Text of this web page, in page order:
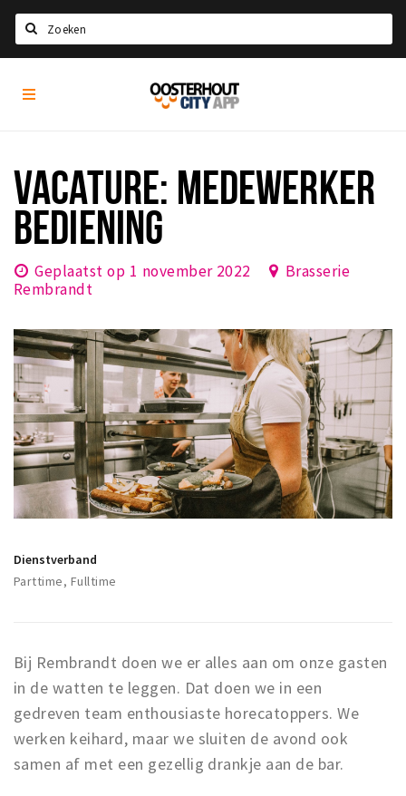
Home
Eten
Drinken
Recreatief
Slapen
Winkels
Winkelgebieden
Parkeren
Koopzondagen
Bezienswaardigheden
Musea, theaters & podia
Natuurgebieden
Oosterhout
City
VACATURE: MEDEWERKER
BEDIENING
Geplaatst op 1 november 2022
Brasserie
Rembrandt
Dienstverband
Parttime, Fulltime
Bij Rembrandt doen we er alles aan om onze gasten
in de watten te leggen. Dat doen we in een
gedreven team enthousiaste horecatoppers. We
werken keihard, maar we sluiten de avond ook
samen af met een gezellig drankje aan de bar.